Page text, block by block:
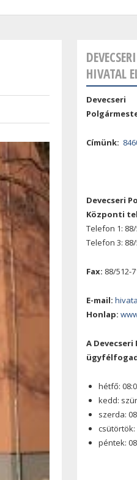
HIVATAL
Devecseri
Címünk:
Devecseri
Központi
Telefon 1:
Telefon 3:
Fax: 88/512-
E-mail:
Honlap:
A
hétfő:
kedd:
szerda:
péntek: